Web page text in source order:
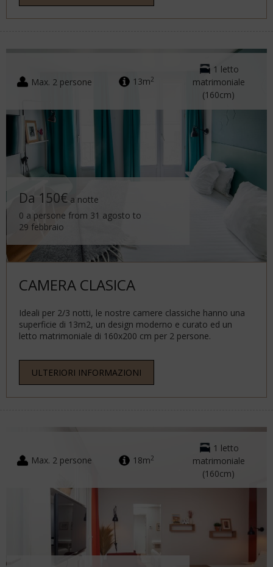
Max. 2 persone 13m2
1 letto
matrimoniale
(160cm)
CAMERA CLASICA
Ideali per 2/3 notti, le nostre camere classiche hanno una
superficie di 13m2, un design moderno e curato ed un
letto matrimoniale di 160x200 cm per 2 persone.
ULTERIORI INFORMAZIONI
Da 150€ a notte
0 a persone from 31 agosto to
29 febbraio
Max. 2 persone 18m2
1 letto
matrimoniale
(160cm)